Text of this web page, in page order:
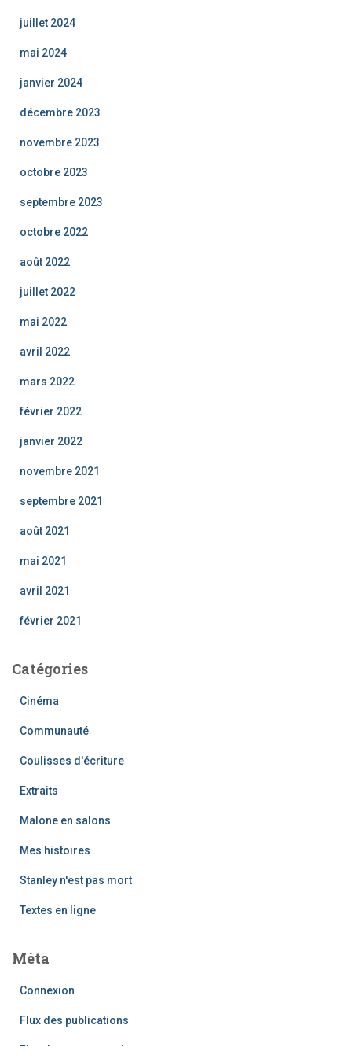
juillet 2024
mai 2024
janvier 2024
décembre 2023
novembre 2023
octobre 2023
septembre 2023
octobre 2022
août 2022
juillet 2022
mai 2022
avril 2022
mars 2022
février 2022
janvier 2022
novembre 2021
septembre 2021
août 2021
mai 2021
avril 2021
février 2021
Catégories
Cinéma
Communauté
Coulisses d'écriture
Extraits
Malone en salons
Mes histoires
Stanley n'est pas mort
Textes en ligne
Méta
Connexion
Flux des publications
Flux des commentaires